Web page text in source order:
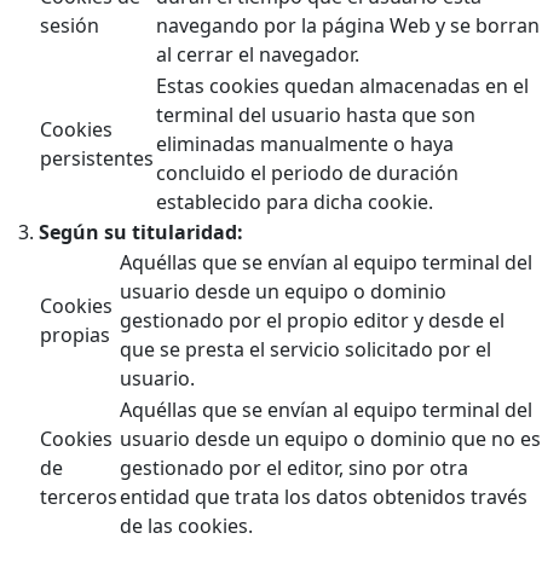
sesión
navegando por la página Web y se borran
al cerrar el navegador.
Cookies
persistentes
Estas cookies quedan almacenadas en el
terminal del usuario hasta que son
eliminadas manualmente o haya
concluido el periodo de duración
establecido para dicha cookie.
Según su titularidad:
Cookies
propias
Aquéllas que se envían al equipo terminal del
usuario desde un equipo o dominio
gestionado por el propio editor y desde el
que se presta el servicio solicitado por el
usuario.
Cookies
de
terceros
Aquéllas que se envían al equipo terminal del
usuario desde un equipo o dominio que no es
gestionado por el editor, sino por otra
entidad que trata los datos obtenidos través
de las cookies.